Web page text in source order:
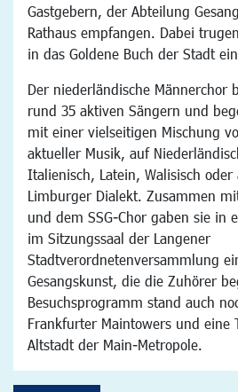
Gastgebern, der Abteilung
Rathaus empfangen. Dabei
in das Goldene Buch der Stadt
Der niederländische Männerchor
rund 35 aktiven Sängern und
mit einer vielseitigen Mischung
aktueller Musik, auf
Italienisch, Latein, Walisisch
Limburger Dialekt. Zusammen
und dem SSG-Chor gaben sie in
im Sitzungssaal der Langener
Stadtverordnetenversammlung
Gesangskunst, die die Zuhörer
Besuchsprogramm stand auch
Frankfurter Maintowers und eine
Altstadt der Main-Metropole.